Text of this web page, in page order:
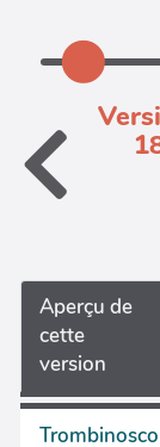
Aperçu de
cette
version